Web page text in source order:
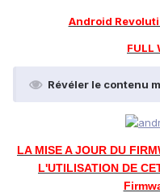
Android
FULL
Révéler le contenu
LA MISE A JOUR DU
L'UTILISATION DE